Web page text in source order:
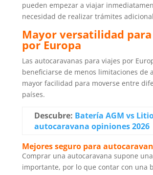
pueden empezar a viajar
necesidad de realizar trámites
Mayor versatilidad
por Europa
Las autocaravanas para viajes por
beneficiarse de menos limitaciones de
mayor facilidad para moverse entre
países.
Descubre: Batería AGM vs
autocaravana opiniones 2026
Mejores seguro para
Comprar una autocaravana supone
importante, por lo que contar con una